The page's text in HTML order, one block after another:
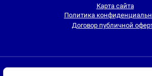
Карта сайта
Политика
Договор публичной